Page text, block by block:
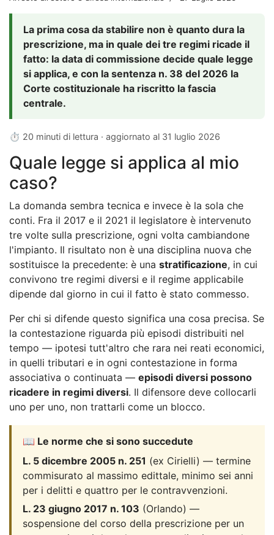
La prima cosa da stabilire non è quanto dura la
prescrizione, ma in quale dei tre regimi ricade il
fatto: la data di commissione decide quale legge
si applica, e con la sentenza n. 38 del 2026 la
Corte costituzionale ha riscritto la fascia
centrale.
⏱ 20 minuti di lettura · aggiornato al 31 luglio 2026
Quale legge si applica al mio
caso?
La domanda sembra tecnica e invece è la sola che
conti. Fra il 2017 e il 2021 il legislatore è intervenuto
tre volte sulla prescrizione, ogni volta cambiandone
l'impianto. Il risultato non è una disciplina nuova che
sostituisce la precedente: è una stratificazione, in cui
convivono tre regimi diversi e il regime applicabile
dipende dal giorno in cui il fatto è stato commesso.
Per chi si difende questo significa una cosa precisa. Se
la contestazione riguarda più episodi distribuiti nel
tempo — ipotesi tutt'altro che rara nei reati economici,
in quelli tributari e in ogni contestazione in forma
associativa o continuata — episodi diversi possono
ricadere in regimi diversi. Il difensore deve collocarli
uno per uno, non trattarli come un blocco.
📖 Le norme che si sono succedute
L. 5 dicembre 2005 n. 251 (ex Cirielli) — termine
commisurato al massimo edittale, minimo sei anni
per i delitti e quattro per le contravvenzioni.
L. 23 giugno 2017 n. 103 (Orlando) —
sospensione del corso della prescrizione per un